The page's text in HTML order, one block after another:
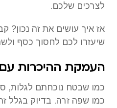
לצרכים שלכם.
אז איך עושים את זה נכון?
שיעזרו לכם לחסוך כסף
העמקת ההיכרות עם
כמו שבטח נוכחתם לגלות,
כמו שפה זרה. בדיוק בגלל